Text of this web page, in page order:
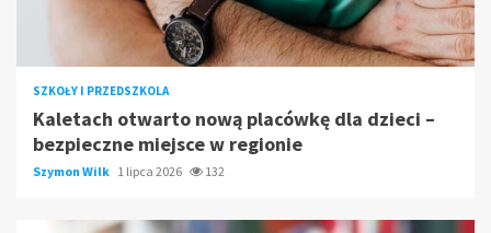
SZKOŁY I PRZEDSZKOLA
Kaletach otwarto nową placówkę dla dzieci –
bezpieczne miejsce w regionie
Szymon Wilk 1 lipca 2026 132